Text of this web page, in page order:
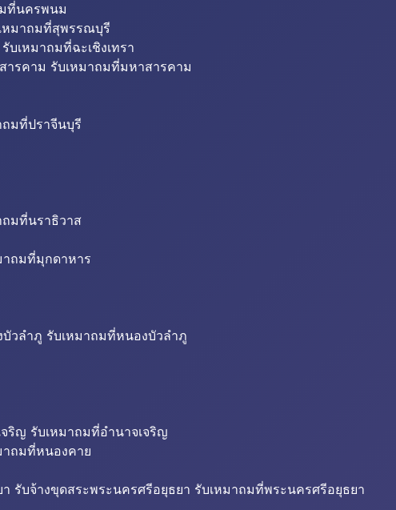
ที่นครพนม
หมาถมที่สุพรรณบุรี
บเหมาถมที่ฉะเชิงเทรา
ารคาม รับเหมาถมที่มหาสารคาม
ถมที่ปราจีนบุรี
ถมที่นราธิวาส
าถมที่มุกดาหาร
วลำภู รับเหมาถมที่หนองบัวลำภู
ริญ รับเหมาถมที่อำนาจเจริญ
าถมที่หนองคาย
รับจ้างขุดสระพระนครศรีอยุธยา รับเหมาถมที่พระนครศรีอยุธยา